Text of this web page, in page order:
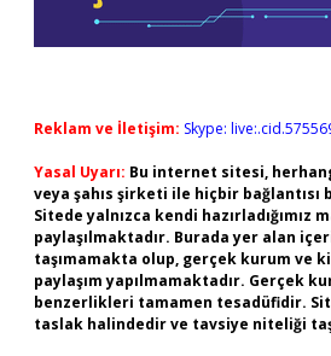
Reklam ve İletişim: Skype:
Yasal Uyarı: Bu internet sitesi,
veya şahıs şirketi ile hiçbir bağlantısı
Sitede yalnızca kendi hazırladığımız
paylaşılmaktadır. Burada yer alan
taşımamakta olup, gerçek kurum ve
paylaşım yapılmamaktadır. Gerçek
benzerlikleri tamamen tesadüfidir.
taslak halindedir ve tavsiye niteliği